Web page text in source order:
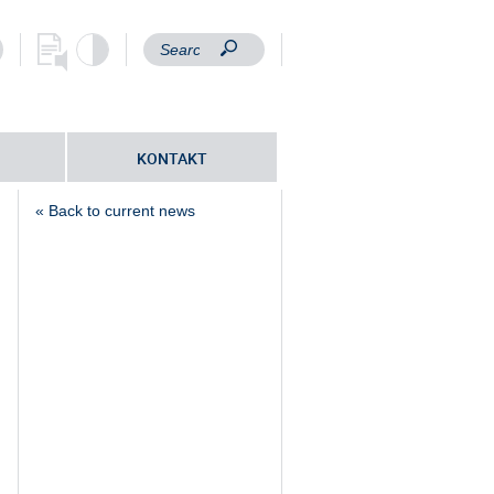
KONTAKT
« Back to current news